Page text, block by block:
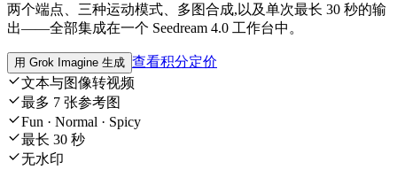
两个端点、三种运动模式、多图合成,以及单次最长 30 秒的输
出——全部集成在一个 Seedream 4.0 工作台中。
用 Grok Imagine 生成 查看积分定价
文本与图像转视频
最多 7 张参考图
Fun · Normal · Spicy
最长 30 秒
无水印